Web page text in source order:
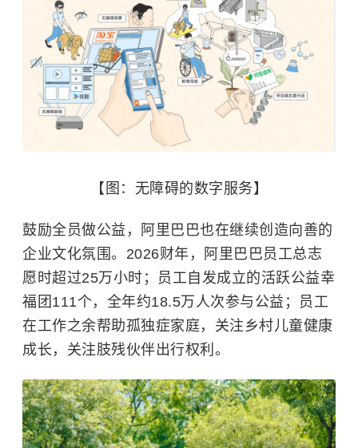
【图：无障碍的数字服务】
鼓励全员做公益，阿里巴巴也在继续创造向善的
企业文化氛围。2026财年，阿里巴巴员工总志
愿时超过25万小时；员工自发成立的活跃公益幸
福团111个，全年约18.5万人次参与公益；员工
在工作之余帮助孤独症家庭，关注乡村儿童健康
成长，关注肢残伙伴出行权利。